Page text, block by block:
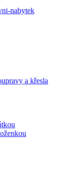
a křesla